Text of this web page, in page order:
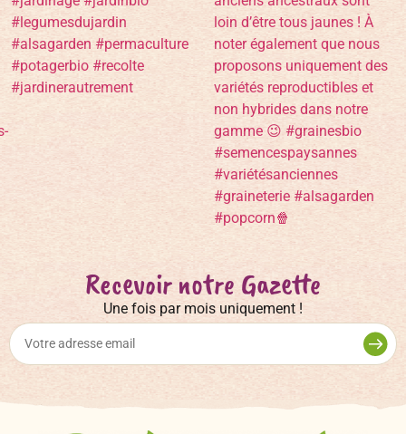
Recevoir notre Gazette
Une fois par mois uniquement !